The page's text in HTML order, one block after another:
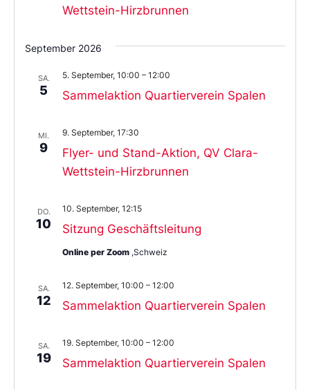
Wettstein-Hirzbrunnen
September 2026
SA.
5 Sammelaktion Quartierverein Spalen
5. September, 10:00 – 12:00
MI.
9
Flyer- und Stand-Aktion, QV Clara-
Wettstein-Hirzbrunnen
9. September, 17:30
DO.
10 Sitzung Geschäftsleitung
10. September, 12:15
Online per Zoom ,Schweiz
SA.
12 Sammelaktion Quartierverein Spalen
12. September, 10:00 – 12:00
SA.
19 Sammelaktion Quartierverein Spalen
19. September, 10:00 – 12:00